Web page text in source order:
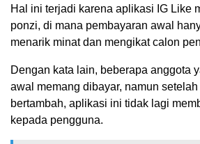
Hal ini terjadi karena aplikasi IG Like
ponzi, di mana pembayaran awal
menarik minat dan mengikat calon
Dengan kata lain, beberapa anggota
awal memang dibayar, namun
bertambah, aplikasi ini tidak lagi
kepada pengguna.